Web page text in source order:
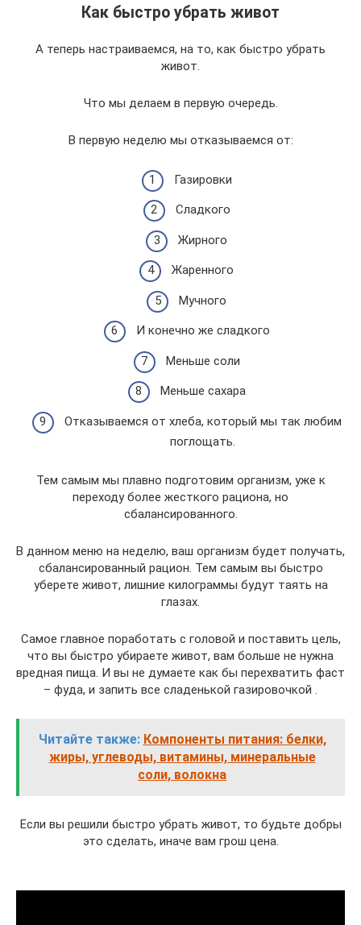
Как быстро убрать живот
А теперь настраиваемся, на то, как быстро убрать
живот.
Что мы делаем в первую очередь.
В первую неделю мы отказываемся от:
Газировки
Сладкого
Жирного
Жаренного
Мучного
И конечно же сладкого
Меньше соли
Меньше сахара
Отказываемся от хлеба, который мы так любим
поглощать.
Тем самым мы плавно подготовим организм, уже к
переходу более жесткого рациона, но
сбалансированного.
В данном меню на неделю, ваш организм будет получать,
сбалансированный рацион. Тем самым вы быстро
уберете живот, лишние килограммы будут таять на
глазах.
Самое главное поработать с головой и поставить цель,
что вы быстро убираете живот, вам больше не нужна
вредная пища. И вы не думаете как бы перехватить фаст
– фуда, и запить все сладенькой газировочкой .
Читайте также: Компоненты питания: белки,
жиры, углеводы, витамины, минеральные
соли, волокна
Если вы решили быстро убрать живот, то будьте добры
это сделать, иначе вам грош цена.